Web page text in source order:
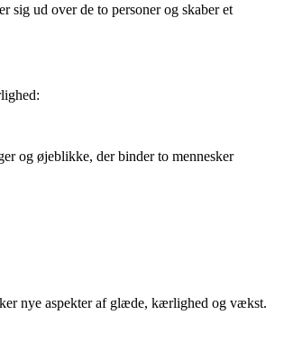
sig ud over de to personer og skaber et
og øjeblikke, der binder to mennesker
nye aspekter af glæde, kærlighed og vækst.